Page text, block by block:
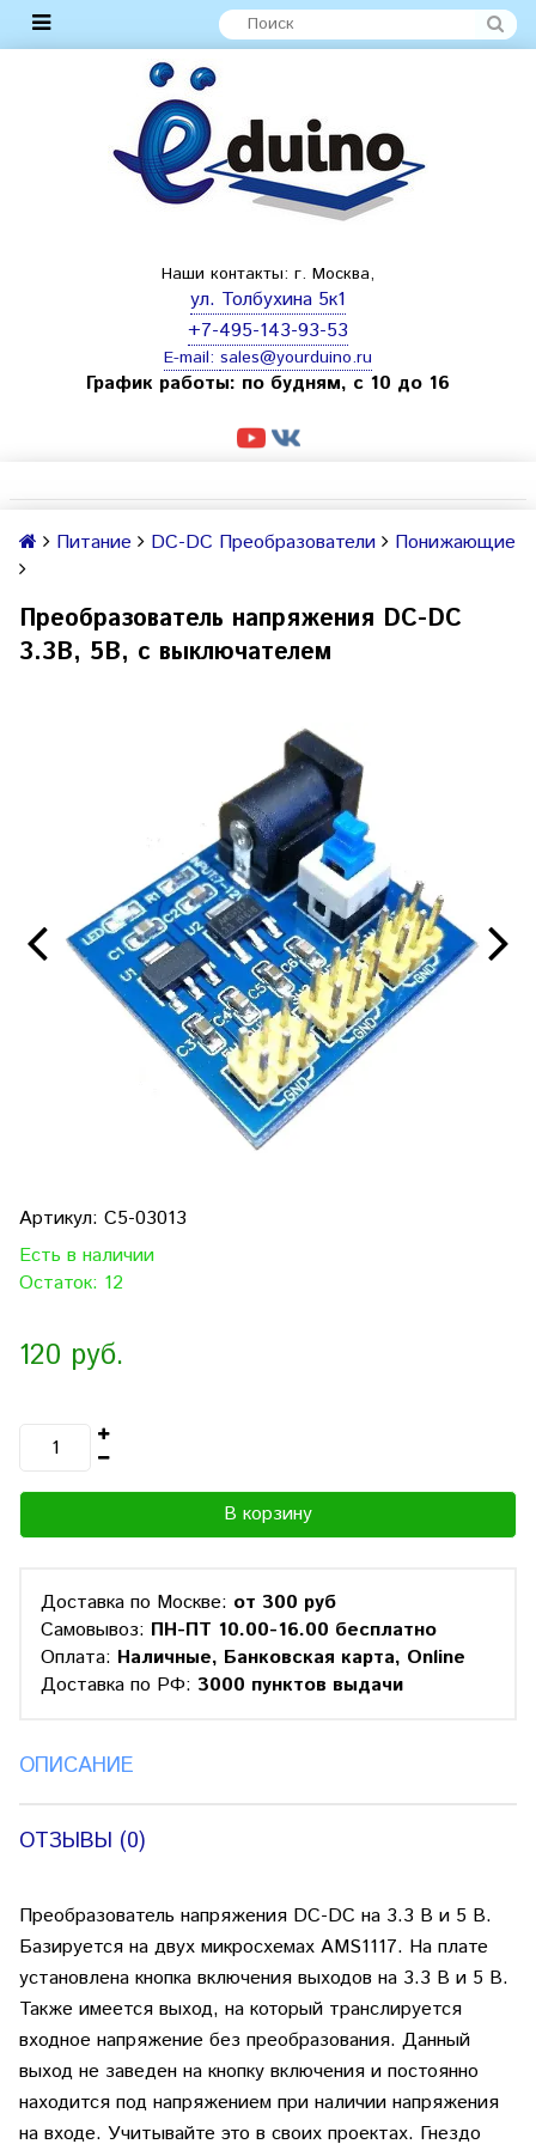
Наши контакты: г. Москва,
ул. Толбухина 5к1
+7-495-143-93-53
E-mail: sales@yourduino.ru
График работы: по будням, с 10 до 16
Питание DC-DC Преобразователи Понижающие
Преобразователь напряжения DC-DC
3.3В, 5В, с выключателем
Артикул: C5-03013
Есть в наличии
Остаток: 12
120 руб.
В корзину
Доставка по Москве: от 300 руб
Самовывоз: ПН-ПТ 10.00-16.00 бесплатно
Оплата: Наличные, Банковская карта, Online
Доставка по РФ: 3000 пунктов выдачи
ОПИСАНИЕ
ОТЗЫВЫ (0)
Преобразователь напряжения DC-DC на 3.3 В и 5 В.
Базируется на двух микросхемах AMS1117. На плате
установлена кнопка включения выходов на 3.3 В и 5 В.
Также имеется выход, на который транслируется
входное напряжение без преобразования. Данный
выход не заведен на кнопку включения и постоянно
находится под напряжением при наличии напряжения
на входе. Учитывайте это в своих проектах. Гнездо